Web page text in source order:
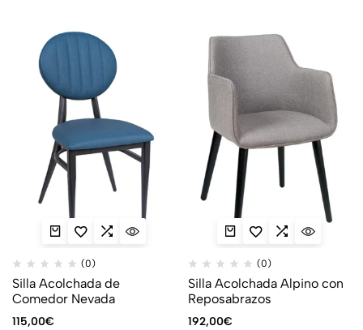
(0)
Silla Acolchada de
Comedor Nevada
115,00€
(0)
Silla Acolchada Alpino con
Reposabrazos
192,00€